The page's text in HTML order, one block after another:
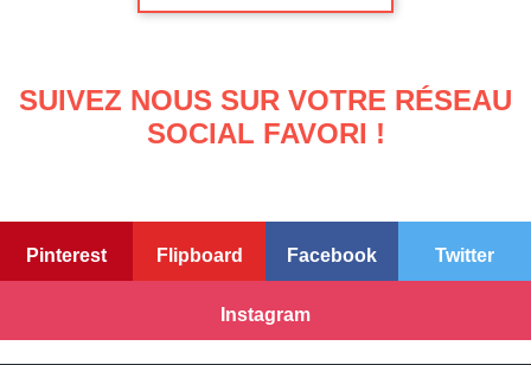
SUIVEZ NOUS SUR VOTRE RÉSEAU
SOCIAL FAVORI !
Pinterest Flipboard Facebook Twitter
Instagram